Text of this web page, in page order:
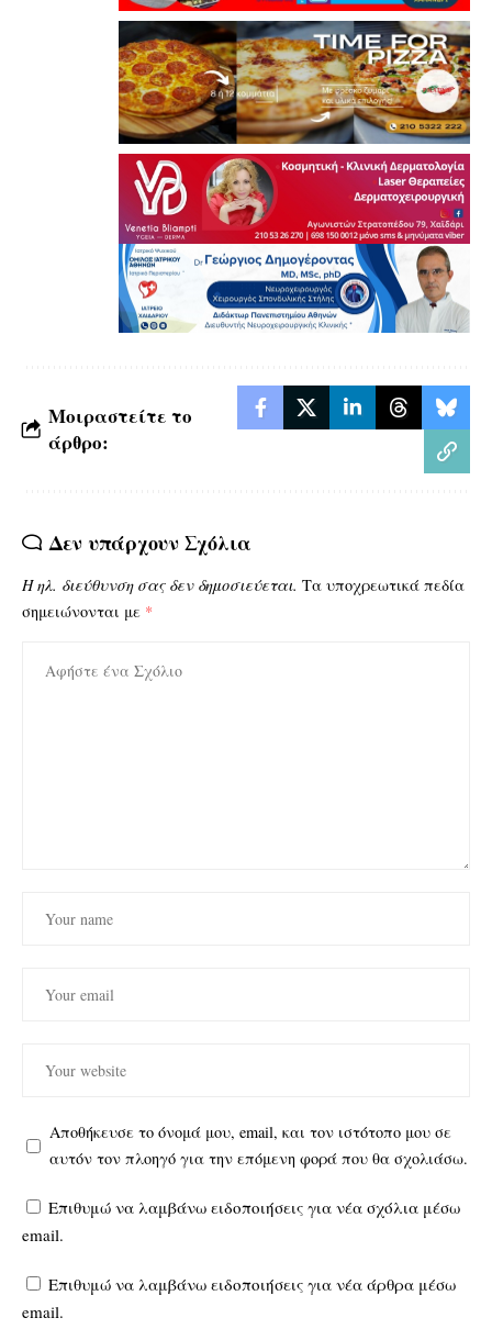
Μοιραστείτε το
άρθρο:
Δεν υπάρχουν Σχόλια
Η ηλ. διεύθυνση σας δεν δημοσιεύεται. Τα υποχρεωτικά πεδία
σημειώνονται με *
Αποθήκευσε το όνομά μου, email, και τον ιστότοπο μου σε
αυτόν τον πλοηγό για την επόμενη φορά που θα σχολιάσω.
Επιθυμώ να λαμβάνω ειδοποιήσεις για νέα σχόλια μέσω
email.
Επιθυμώ να λαμβάνω ειδοποιήσεις για νέα άρθρα μέσω
email.